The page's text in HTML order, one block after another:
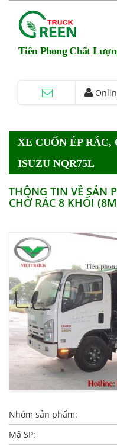
Tiên Phong Chất
XE CUỐN ÉP
ISUZU NQR75L
THÔNG TIN VỀ SẢN
CHỞ RÁC 8 KHỐI
Nhóm sản phẩm:
Mã SP: